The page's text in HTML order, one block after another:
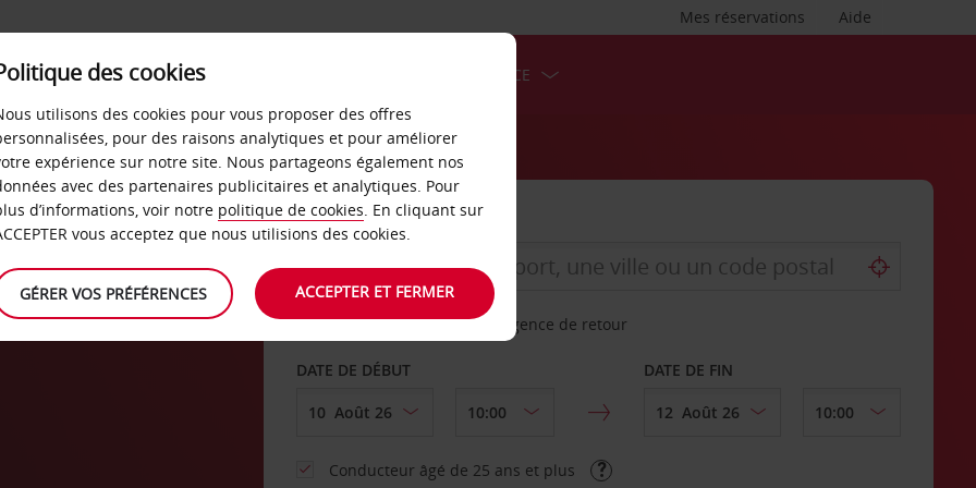
Aide
Mes réservations
SERVICES &
LOCATION
LIBRE-SERVICE
AGENCE DE DÉPART
Sélectionnez une autre agence de retour
DATE DE DÉBUT DATE DE FIN
Conducteur âgé de 25 ans et plus
des cookies
utilisons des cookies pour vous proposer des offres
pour des raisons analytiques et pour améliorer
expérience sur notre site. Nous partageons également nos
avec des partenaires publicitaires et analytiques. Pour
d’informations, voir notre politique de cookies. En cliquant sur
vous acceptez que nous utilisions des cookies.
GÉRER VOS PRÉFÉRENCES ACCEPTER ET FERMER